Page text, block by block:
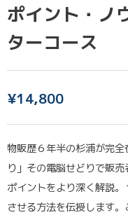
ポイント・
ターコース
¥14,800
物販歴６年半の杉浦が完
り」その電脳せどりで販
ポイントをより深く解説
させる方法を伝授します